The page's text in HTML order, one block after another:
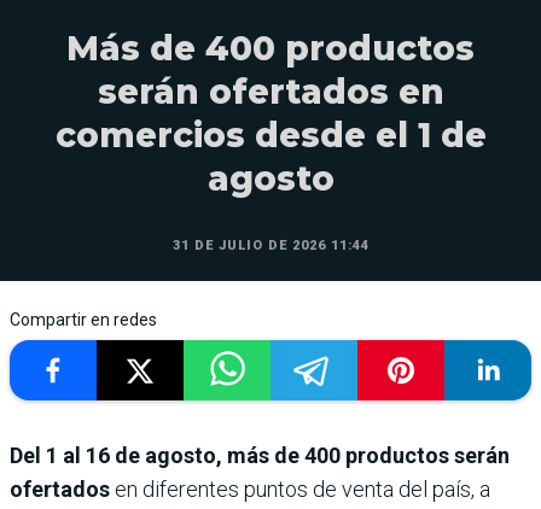
Más de 400 productos
serán ofertados en
comercios desde el 1 de
agosto
31 DE JULIO DE 2026 11:44
Compartir en redes
Del 1 al 16 de agosto, más de 400 productos serán
ofertados en diferentes puntos de venta del país, a